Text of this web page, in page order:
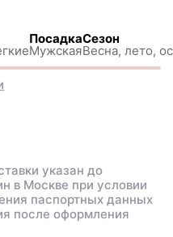
Посадка
Мужская
Сезон
Весна, лето,
указан до
в Москве при условии
паспортных данных
после оформления